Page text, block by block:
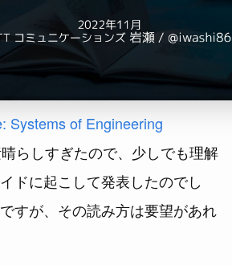
Systems of Engineering
らしすぎたので、少しでも理解
ドに起こして発表したのでし
すが、その読み方は要望があれ